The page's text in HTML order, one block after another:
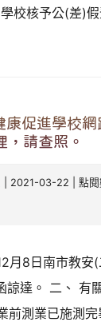
校核予公(差)
促進學校網
，請查照。
| 2021-03-22 | 點
月8日南市教安
諒達。 二、 有
前測業已施測